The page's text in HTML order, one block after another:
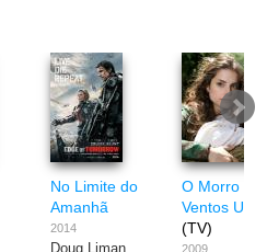
No Limite do
Amanhã
2014
O Morro
Ventos
(TV)
2009